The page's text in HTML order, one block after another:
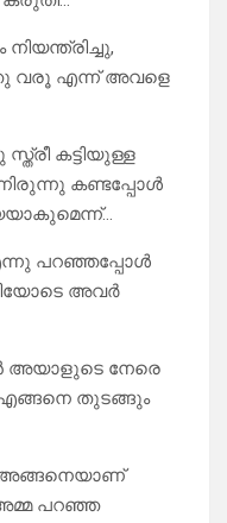
വരൂ എന്ന് അവളെ
കട്ടിയുള്ള
കണ്ടപ്പോൾ
പറഞ്ഞപ്പോൾ
അവർ
അയാളുടെ നേരെ
തുടങ്ങും
അങ്ങനെയാണ്
പറഞ്ഞ